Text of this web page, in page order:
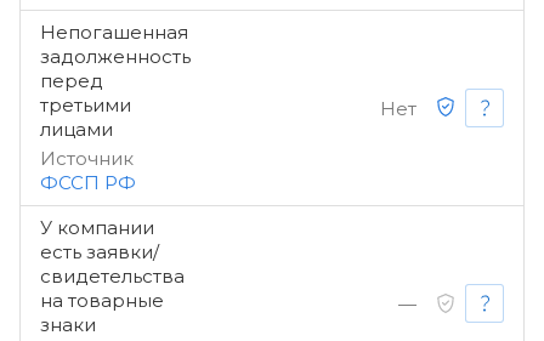
Непогашенная
задолженность
перед
третьими
лицами
Источник
ФССП РФ
Нет
У компании
есть заявки/
свидетельства
на товарные
знаки
—